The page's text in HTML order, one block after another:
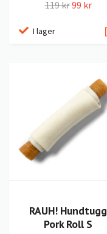
119 kr99 kr
I lager
RAUH! Hundtugg
Pork Roll S